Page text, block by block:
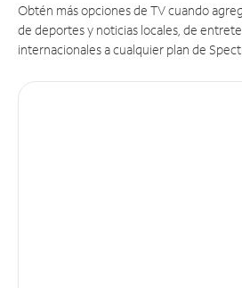
Obtén más opciones de TV cuando
de deportes y noticias locales, de
internacionales a cualquier plan de